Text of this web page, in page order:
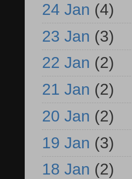
24 Jan (4)
23 Jan (3)
22 Jan (2)
21 Jan (2)
20 Jan (2)
19 Jan (3)
18 Jan (2)